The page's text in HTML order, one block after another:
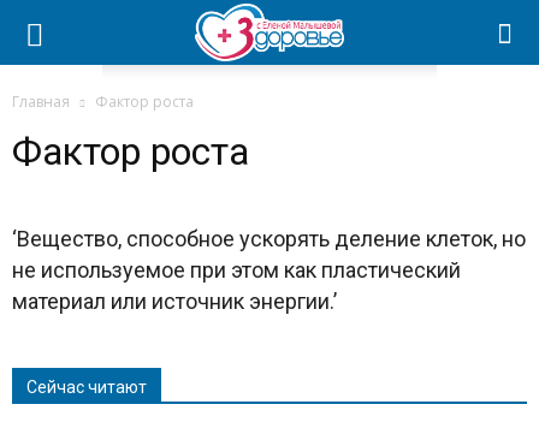
Главная Фактор роста
Фактор роста
‘Вещество, способное ускорять деление клеток, но
не используемое при этом как пластический
материал или источник энергии.’
Сейчас читают